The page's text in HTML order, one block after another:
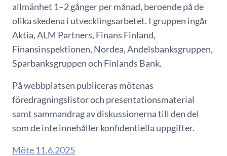
allmänhet 1–2 gånger per månad, beroende på de
olika skedena i utvecklingsarbetet. I gruppen ingår
Aktia, ALM Partners, Finans Finland,
Finansinspektionen, Nordea, Andelsbanksgruppen,
Sparbanksgruppen och Finlands Bank.
På webbplatsen publiceras mötenas
föredragningslistor och presentationsmaterial
samt sammandrag av diskussionerna till den del
som de inte innehåller konfidentiella uppgifter.
Möte 11.6.2025